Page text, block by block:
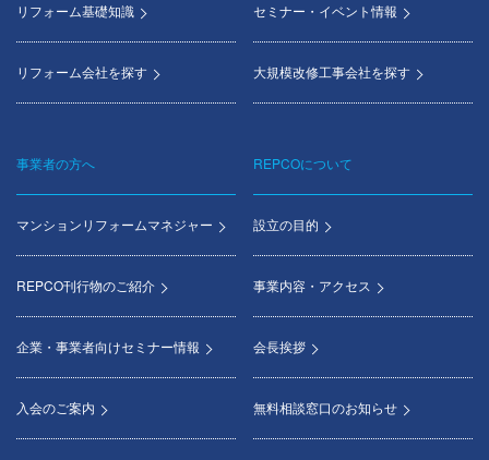
リフォーム基礎知識
リフォーム会社を探す
セミナー・イベント情報
大規模改修工事会社を探す
事業者の方へ
マンションリフォームマネジャー
REPCO刊行物のご紹介
企業・事業者向けセミナー情報
入会のご案内
REPCOについて
設立の目的
事業内容・アクセス
会長挨拶
無料相談窓口のお知らせ